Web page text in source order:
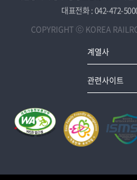
대표전화 : 042-472-
COPYRIGHT ⓒ KOREA
계열사
관련사이트